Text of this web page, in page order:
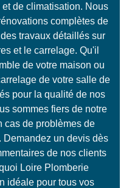
de climatisation. Nous
complètes de
travaux détaillés sur
et le carrelage. Qu'il
de votre maison ou
de votre salle de
pour la qualité de nos
sommes fiers de notre
cas de problèmes de
Demandez un devis dès
de nos clients
Loire Plomberie
idéale pour tous vos